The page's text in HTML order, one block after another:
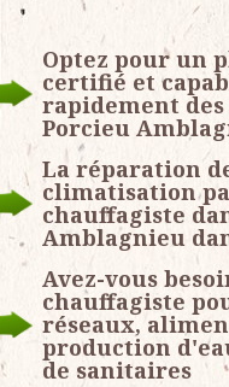
Optez pour un
certifié et
rapidement
Porcieu
La réparation
climatisation
chauffagiste
Amblagnieu
Avez-vous
chauffagiste
réseaux,
production
de sanitaires